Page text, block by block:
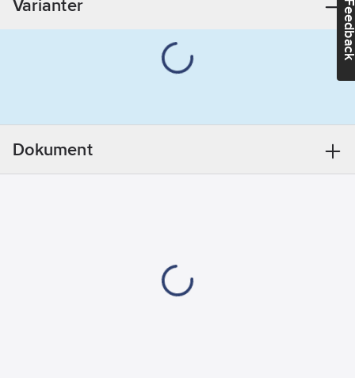
förekommande
normer och
med Elkos
kombinationsramar.
Vid utanpåliggande
montage användes
nummer:9003
Varianter
Dokument